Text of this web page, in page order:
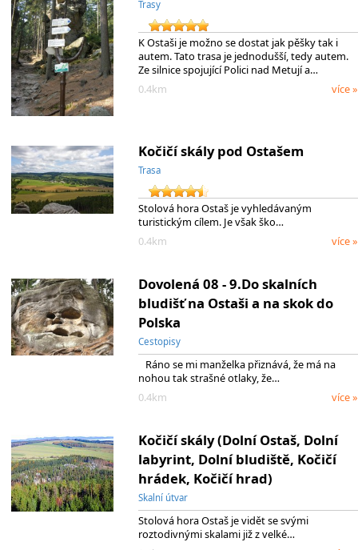
Trasy
K Ostaši je možno se dostat jak pěšky tak i
autem. Tato trasa je jednodušší, tedy autem.
Ze silnice spojující Polici nad Metují a…
0.4km
více »
Kočičí skály pod Ostašem
Trasa
Stolová hora Ostaš je vyhledávaným
turistickým cílem. Je však ško…
0.4km
více »
Dovolená 08 - 9.Do skalních
bludišť na Ostaši a na skok do
Polska
Cestopisy
Ráno se mi manželka přiznává, že má na
nohou tak strašné otlaky, že…
0.4km
více »
Kočičí skály (Dolní Ostaš, Dolní
labyrint, Dolní bludiště, Kočičí
hrádek, Kočičí hrad)
Skalní útvar
Stolová hora Ostaš je vidět se svými
roztodivnými skalami již z velké…